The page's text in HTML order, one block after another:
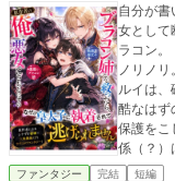
自分が
女として断罪
ラコン
ノリノリ。 いや、ならなくていい。 原作者として未
ルイは
酷なはず
保護をこ
係（？）は大混戦。 そして
られた物語なんて
ファンタジー 完結 短編